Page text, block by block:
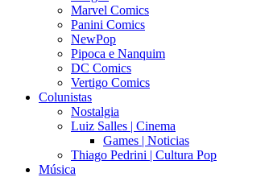
Marvel Comics
Panini Comics
NewPop
Pipoca e Nanquim
DC Comics
Vertigo Comics
Colunistas
Nostalgia
Luiz Salles | Cinema
Games | Noticias
Thiago Pedrini | Cultura Pop
Música